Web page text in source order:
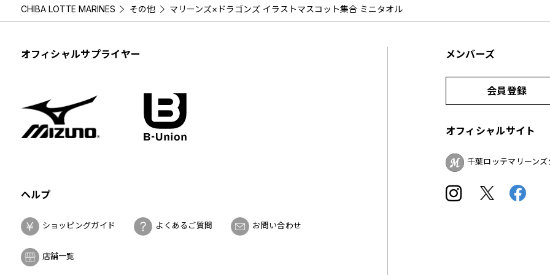
CHIBA LOTTE MARINES その他 マリーンズ×ドラゴンズ イラストマスコット集合 ミニタオル
オフィシャルサプライヤー
ヘルプ
ショッピングガイド よくあるご質問 お問い合わせ
店舗一覧
メンバーズ
会員登録
オフィシャルサイト
千葉ロッテマリーンズ